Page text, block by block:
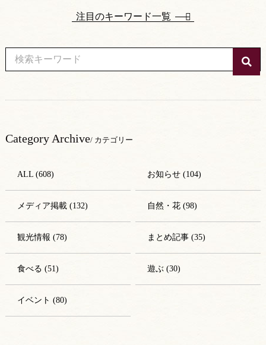
注目のキーワード一覧
Category Archive/ カテゴリー
ALL (608) お知らせ (104)
メディア掲載 (132) 自然・花 (98)
観光情報 (78) まとめ記事 (35)
食べる (51) 遊ぶ (30)
イベント (80)